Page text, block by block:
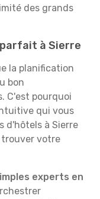
des grands
à Sierre
la planification
bon
C'est pourquoi
qui vous
d'hôtels à Sierre
votre
experts en